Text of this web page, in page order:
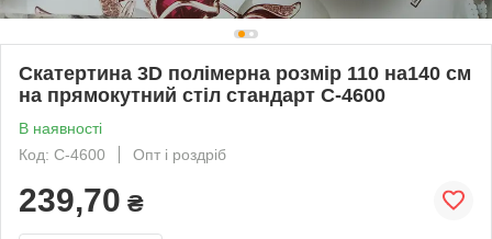
Скатертина 3D полімерна розмір 110 на140 см
на прямокутний стіл стандарт С-4600
В наявності
Код: С-4600
Опт і роздріб
239,70 ₴